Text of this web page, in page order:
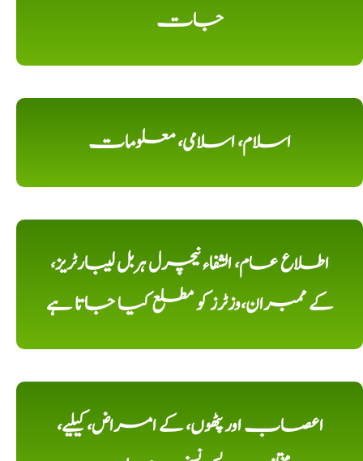
جات
اسلام، اسلامی، معلومات
اطلاع عام، الشفاء نیچرل ہربل لیبارٹریز،
کے ممبران،وزٹرز کو مطلع کیا جاتا ہے
اعصاب اور پٹھوں، کے امراض، کیلیے،